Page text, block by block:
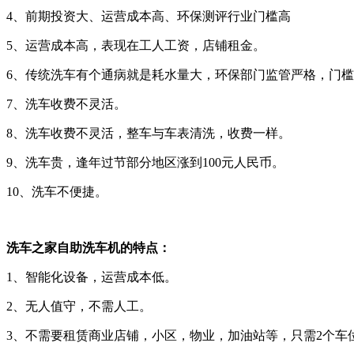
4、前期投资大、运营成本高、环保测评行业门槛高
5、运营成本高，表现在工人工资，店铺租金。
6、传统洗车有个通病就是耗水量大，环保部门监管严格，门槛
7、洗车收费不灵活。
8、洗车收费不灵活，整车与车表清洗，收费一样。
9、洗车贵，逢年过节部分地区涨到100元人民币。
10、洗车不便捷。
洗车之家自助洗车机的特点：
1、智能化设备，运营成本低。
2、无人值守，不需人工。
3、不需要租赁商业店铺，小区，物业，加油站等，只需2个车